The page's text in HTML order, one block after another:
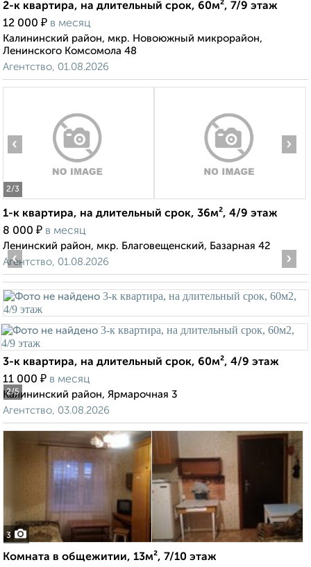
2-к квартира, на длительный срок, 60м², 7/9 этаж
12 000 ₽ в месяц
Калининский район, мкр. Новоюжный микрорайон,
Ленинского Комсомола 48
Агентство, 01.08.2026
2/3
‹ ›
1-к квартира, на длительный срок, 36м², 4/9 этаж
8 000 ₽ в месяц
Ленинский район, мкр. Благовещенский, Базарная 42
Агентство, 01.08.2026
2/5
‹ ›
3-к квартира, на длительный срок, 60м², 4/9 этаж
11 000 ₽ в месяц
Калининский район, Ярмарочная 3
Агентство, 03.08.2026
3
Комната в общежитии, 13м², 7/10 этаж